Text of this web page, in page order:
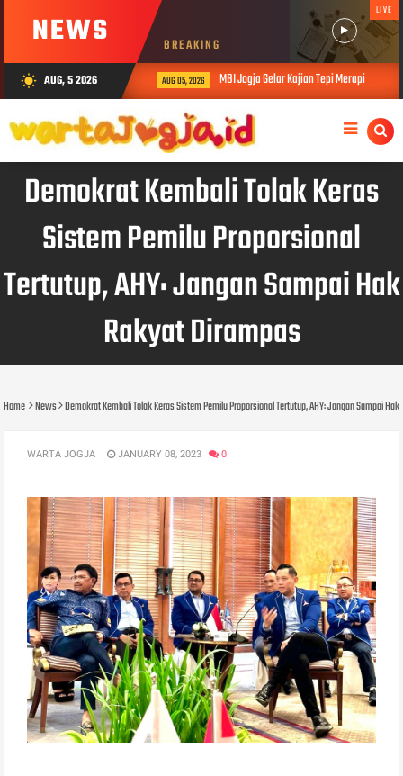
NEWS BREAKING
LIVE
wb_sunny AUG, 5 2026 AUG 05, 2026 MBI Jogja Gelar Kajian Tepi Merapi
Demokrat Kembali Tolak Keras
Sistem Pemilu Proporsional
Tertutup, AHY: Jangan Sampai Hak
Rakyat Dirampas
Home News Demokrat Kembali Tolak Keras Sistem Pemilu Proporsional Tertutup, AHY: Jangan Sampai
WARTA JOGJA JANUARY 08, 2023 0